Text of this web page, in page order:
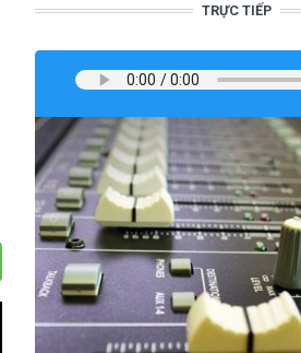
TRỰC TIẾP